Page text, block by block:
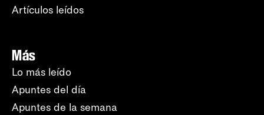
Artículos leídos
Más
Lo más leído
Apuntes del día
Apuntes de la semana